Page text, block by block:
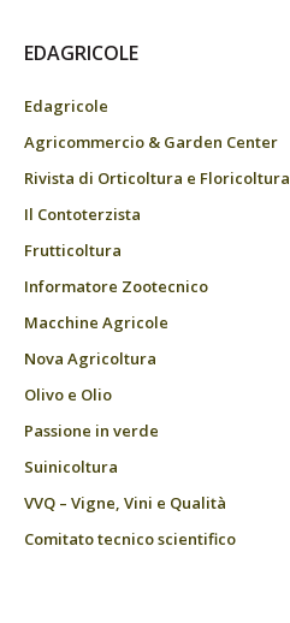
EDAGRICOLE
Edagricole
Agricommercio & Garden Center
Rivista di Orticoltura e Floricoltura
Il Contoterzista
Frutticoltura
Informatore Zootecnico
Macchine Agricole
Nova Agricoltura
Olivo e Olio
Passione in verde
Suinicoltura
VVQ – Vigne, Vini e Qualità
Comitato tecnico scientifico